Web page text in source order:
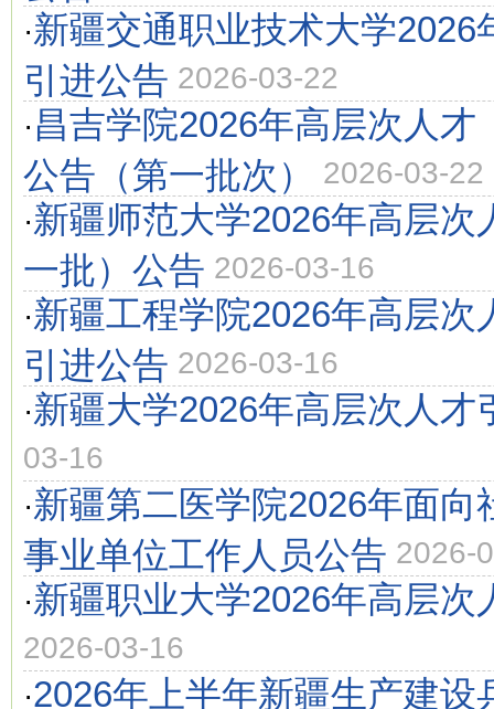
·新疆交通职业技术大学2026
引进公告 2026-03-22
· 昌吉学院2026年高层次人才
公告（第一批次）
2026-03-22
·新疆师范大学2026年高层次
一批）公告 2026-03-16
·新疆工程学院2026年高层次
引进公告 2026-03-16
·新疆大学2026年高层次人才
03-16
·新疆第二医学院2026年面向
事业单位工作人员公告 2026-
·新疆职业大学2026年高层次
2026-03-16
·2026年上半年新疆生产建设